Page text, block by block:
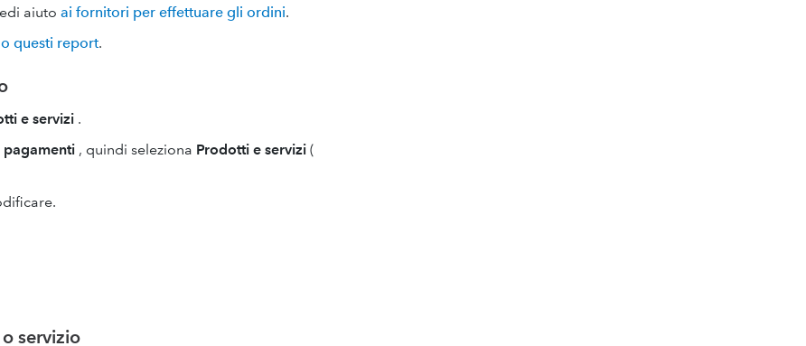
aiuto ai fornitori per effettuare gli ordini.
questi report.
e servizi .
pagamenti , quindi seleziona Prodotti e servizi (
servizio